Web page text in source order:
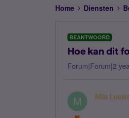
Home Diensten
BEANTWOORD
Hoe kan dit
Forum|Forum|2
M Mila